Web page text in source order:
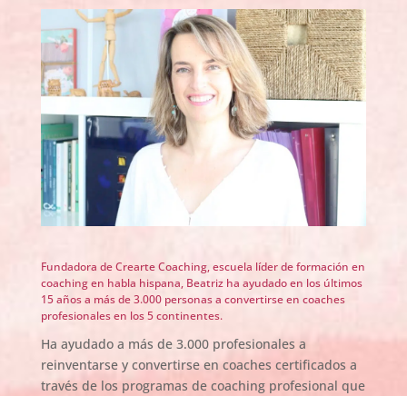
Fundadora de Crearte Coaching, escuela líder de formación en
coaching en habla hispana, Beatriz ha ayudado en los últimos
15 años a más de 3.000 personas a convertirse en coaches
profesionales en los 5 continentes.
Ha ayudado a más de 3.000 profesionales a
reinventarse y convertirse en coaches certificados a
través de los programas de coaching profesional que